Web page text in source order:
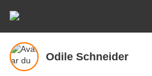
Odile Schneider